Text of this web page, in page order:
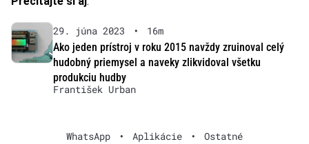
29. júna 2023 •
16m
Ako jeden prístroj v roku 2015 navždy zruinoval celý
hudobný priemysel a naveky zlikvidoval všetku
produkciu hudby
František Urban
WhatsApp • Aplikácie • Ostatné